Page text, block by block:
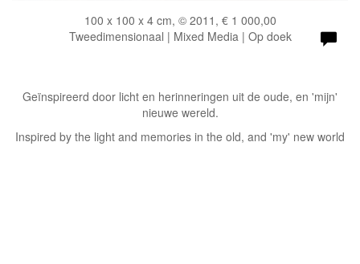
100 x 100 x 4 cm, © 2011, € 1 000,00
Tweedimensionaal | Mixed Media | Op doek
Geïnspireerd door licht en herinneringen uit de oude, en 'mijn'
nieuwe wereld.
Inspired by the light and memories in the old, and 'my' new world